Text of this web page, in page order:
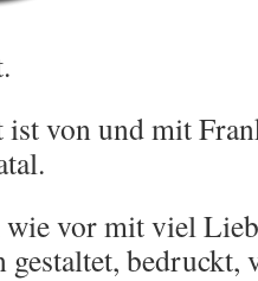
ist von und mit
wie vor mit viel
bedruckt,